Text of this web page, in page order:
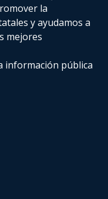
la
y ayudamos a
mejores
información pública